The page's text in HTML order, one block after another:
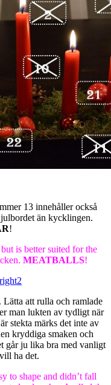
13 innehåller också
än kycklingen.
!
is better suited for the
MEATBALLS!
att rulla och ramlade
man lukten av tydligt när
stekta märks det inte av
kryddiga smaken och
går ju lika bra med vanligt
ha det.
to shape and didn’t fall